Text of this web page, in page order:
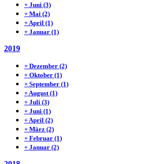
+ Juni (3)
+ Mai (2)
+ April (1)
+ Januar (1)
2019
+ Dezember (2)
+ Oktober (1)
+ September (1)
+ August (1)
+ Juli (3)
+ Juni (1)
+ April (2)
+ März (2)
+ Februar (1)
+ Januar (2)